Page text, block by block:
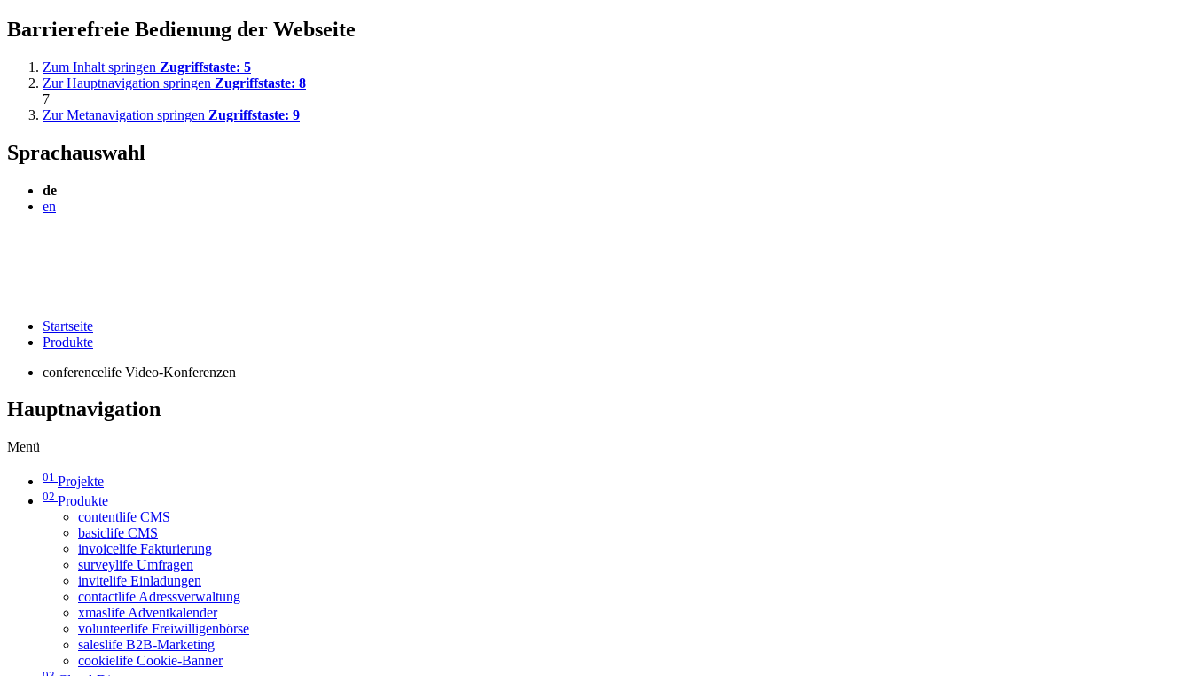
Barrierefreie Bedienung der Webseite
Zum Inhalt springen Zugriffstaste: 5
Zur Hauptnavigation springen Zugriffstaste: 8
7
Zur Metanavigation springen Zugriffstaste: 9
Sprachauswahl
de
en
Startseite
Produkte
conferencelife Video-Konferenzen
Hauptnavigation
Menü
01 Projekte
02 Produkte
contentlife CMS
basiclife CMS
invoicelife Fakturierung
surveylife Umfragen
invitelife Einladungen
contactlife Adressverwaltung
xmaslife Adventkalender
volunteerlife Freiwilligenbörse
saleslife B2B-Marketing
cookielife Cookie-Banner